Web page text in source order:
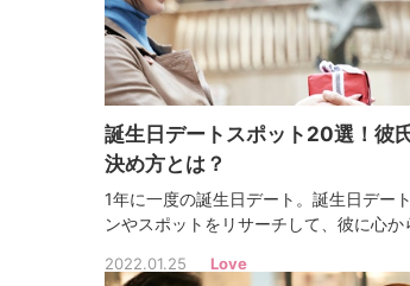
誕生日デートスポット20選！彼
決め方とは？
1年に一度の誕生日デート。誕生日デー
ンやスポットをリサーチして、彼に心か
プランやスポットを紹介します！
2022.01.25 Love